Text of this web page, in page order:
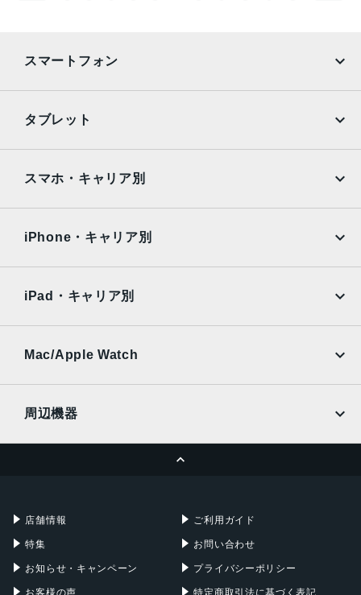
スマートフォン
AQUOS
OPPO Android
タブレット
Surface
Xiaomi Tablet
スマホ・キャリア別
Ymobile
UQmobile
iPhone・キャリア別
Ymobile
UQmobile
iPad・キャリア別
Mac/Apple Watch
周辺機器
店舗情報
特集
お知らせ・キャンペーン
お客様の声
ご利用ガイド
お問い合わせ
プライバシーポリシー
特定商取引法に基づく表記